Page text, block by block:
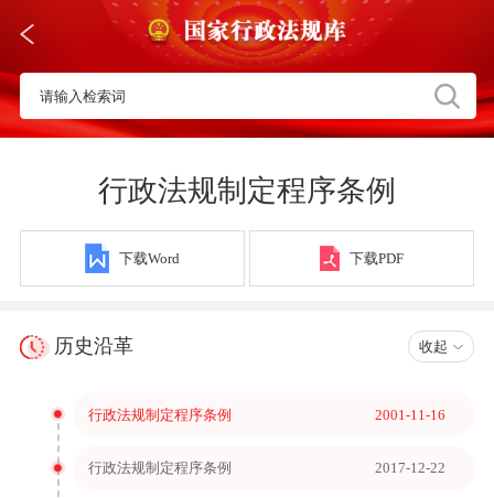
行政法规制定程序条例
下载Word 下载PDF
历史沿革 收起
行政法规制定程序条例 2001-11-16
行政法规制定程序条例 2017-12-22